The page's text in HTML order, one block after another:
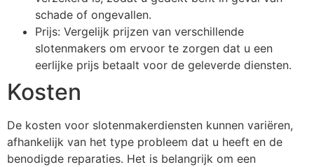
schade of ongevallen.
Prijs: Vergelijk prijzen van verschillende
slotenmakers om ervoor te zorgen dat u een
eerlijke prijs betaalt voor de geleverde diensten.
Kosten
De kosten voor slotenmakerdiensten kunnen variëren,
afhankelijk van het type probleem dat u heeft en de
benodigde reparaties. Het is belangrijk om een